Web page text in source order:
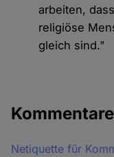
arbeiten,
religiöse
gleich sind."
Kommentare
Netiquette für